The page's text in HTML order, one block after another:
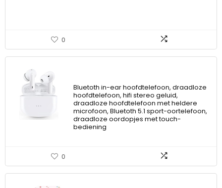
0
Bluetoth in-ear hoofdtelefoon, draadloze
hoofdtelefoon, hifi stereo geluid,
draadloze hoofdtelefoon met heldere
microfoon, Bluetoth 5.1 sport-oortelefoon,
draadloze oordopjes met touch-
bediening
0